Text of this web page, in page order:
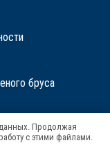
бруса
данных. Продолжая
с этими файлами.